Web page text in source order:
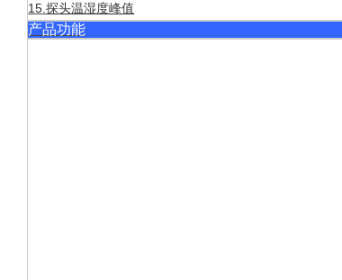
15.探头温湿度峰值
产品功能